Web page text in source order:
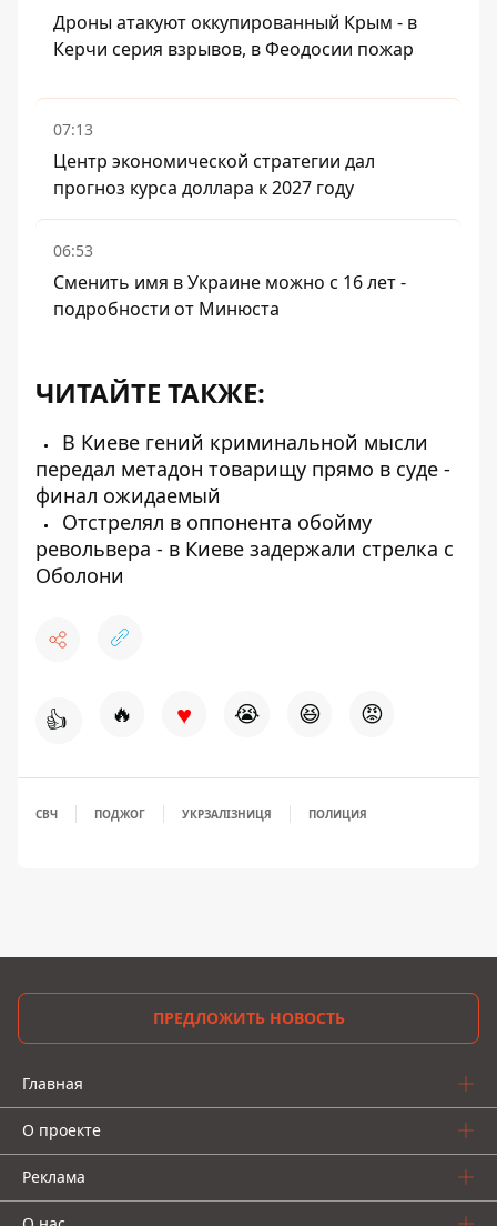
Дроны атакуют оккупированный Крым - в
Керчи серия взрывов, в Феодосии пожар
07:13
Центр экономической стратегии дал
прогноз курса доллара к 2027 году
06:53
Сменить имя в Украине можно с 16 лет -
подробности от Минюста
ЧИТАЙТЕ ТАКЖЕ:
В Киеве гений криминальной мысли
передал метадон товарищу прямо в суде -
финал ожидаемый
Отстрелял в оппонента обойму
револьвера - в Киеве задержали стрелка с
Оболони
👍 🔥 ♥ 😭 😆 😡
СВЧ ПОДЖОГ УКРЗАЛІЗНИЦЯ ПОЛИЦИЯ
ПРЕДЛОЖИТЬ НОВОСТЬ
Главная
О проекте
Реклама